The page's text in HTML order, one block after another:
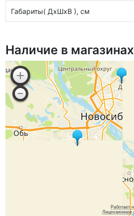
Габариты( ДхШхВ ), см
Наличие в магазинах